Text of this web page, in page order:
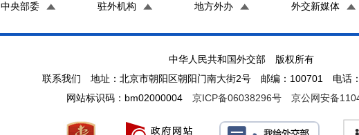
中央部委 驻外机构 地方外办 外交新媒体
中华人民共和国外交部 版权所有
联系我们 地址：北京市朝阳区朝阳门南大街2号 邮编：100701 电话
网站标识码：bm02000004 京ICP备06038296号 京公网安备